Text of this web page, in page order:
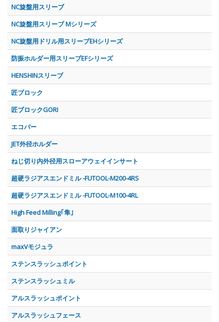
NC旋盤用スリーブ
NC旋盤用スリーブ Mシリーズ
NC旋盤用ドリル用スリーブEHシリーズ
防振ホルダー用スリーブEFシリーズ
HENSHINスリーブ
匠ブロック
匠ブロックGORI
エコバー
JET外径ホルダー
ねじ切り内外径用スローアウェイインサート
超硬ラジアスエンドミル -FUTOOL-M200-4RS
超硬ラジアスエンドミル -FUTOOL-M100-4RL
High Feed Milling｢隼｣
面取りジャイアン
maxVモジュラ
ステンスラッシュポイント
ステンスラッシュミル
アルスラッシュポイント
アルスラッシュフェース